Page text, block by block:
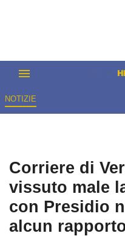
NOTIZIE
Corriere di
vissuto male
con Presidio
alcun